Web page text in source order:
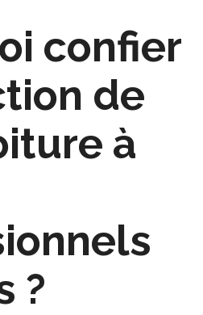
confier
de
à
?